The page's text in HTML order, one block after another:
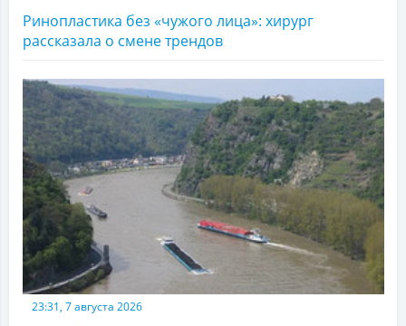
Ринопластика без «чужого лица»: хирург
рассказала о смене трендов
23:31, 7 августа 2026